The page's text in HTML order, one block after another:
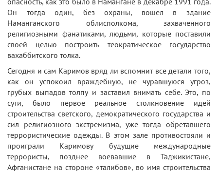
Он тогда один, без охраны, вошел в здание
Наманганского облисполкома, захваченного
религиозными фанатиками, людьми, которые поставили
своей целью построить теократическое государство
вахаббитского толка.
Сегодня и сам Каримов вряд ли вспомнит все детали того,
как он успокоил враждебную, не чуравшуюся угроз,
грубых выпадов толпу и заставил внимать себе. Это, по
сути, было первое реальное столкновение идей
строительства светского, демократического государства и
сил религиозного экстремизма, уже тогда обретавшего
террористические одежды. В этом зале противостояли и
проиграли Каримову будущие международные
террористы, позднее воевавшие в Таджикистане,
Афганистане на стороне «талибов», во имя строительства